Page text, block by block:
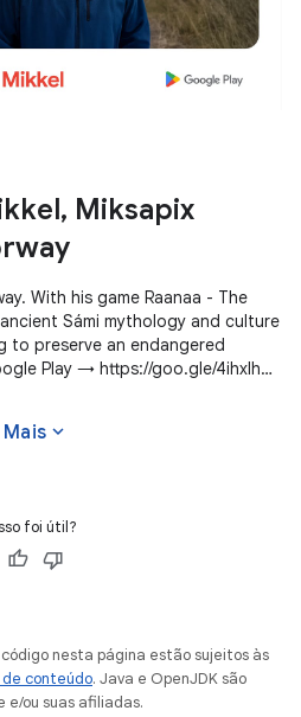
Miksapix
With his game Raanaa - The
Sámi mythology and culture
to preserve an endangered
Play → https://goo.gle/4ihxIhg
Mais expand_more
foi útil?
nesta página estão sujeitos às
conteúdo. Java e OpenJDK são
ou suas afiliadas.